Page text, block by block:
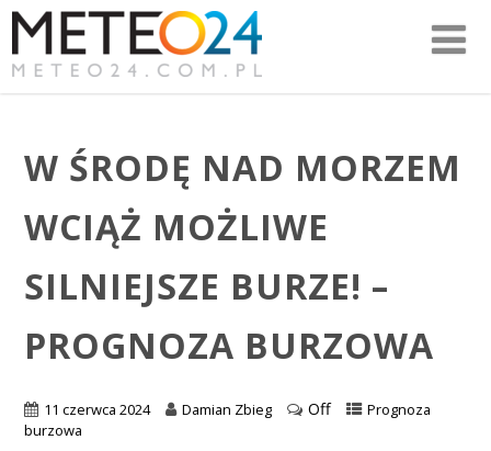
W ŚRODĘ NAD MORZEM
WCIĄŻ MOŻLIWE
SILNIEJSZE BURZE! –
PROGNOZA BURZOWA
11 czerwca 2024 Damian Zbieg Off
Prognoza
burzowa